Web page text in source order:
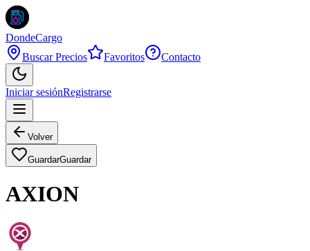
DondeCargo
Buscar Precios
Favoritos Contacto
Iniciar sesiónRegistrarse
Volver
GuardarGuardar
AXION